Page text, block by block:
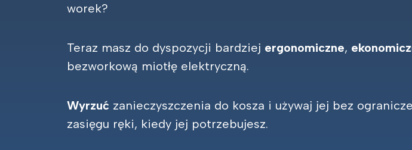
worek?
Teraz masz do dyspozycji bardziej ergonomiczne,
bezworkową miotłę elektryczną.
Wyrzuć zanieczyszczenia do kosza i używaj jej bez
zasięgu ręki, kiedy jej potrzebujesz.